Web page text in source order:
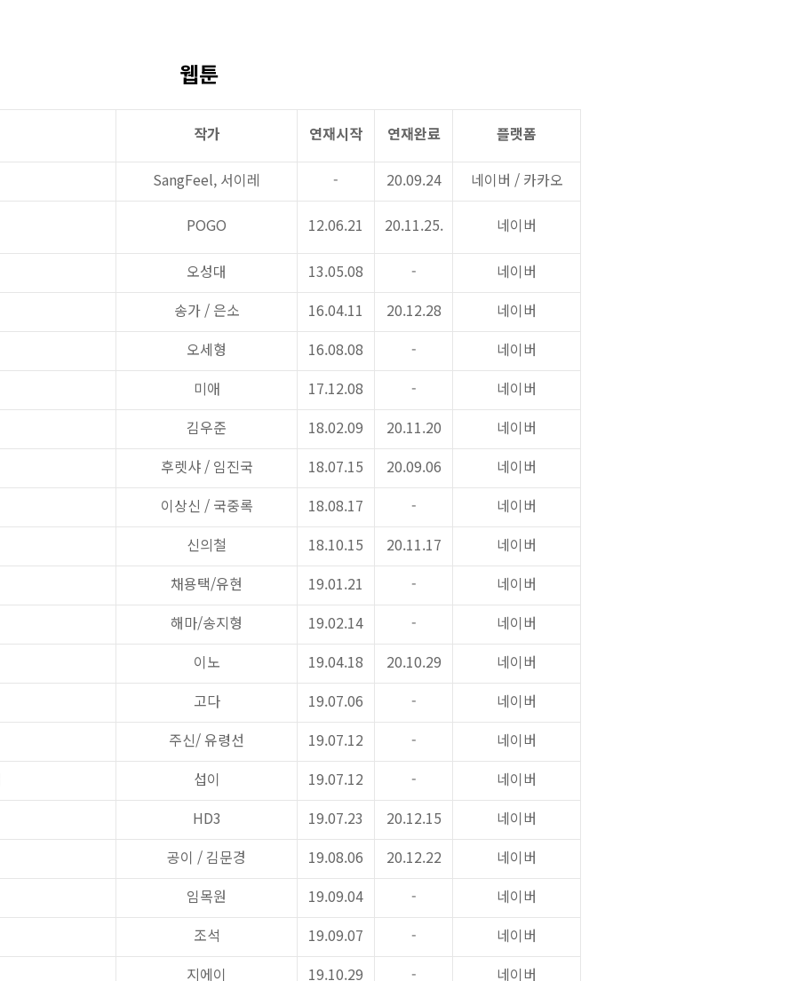
웹툰
작가 연재시작 연재완료 플랫폼
SangFeel, 서이레 - 20.09.24 네이버 / 카카오
POGO 12.06.21 20.11.25. 네이버
오성대 13.05.08 -
네이버
송가 / 은소 16.04.11 20.12.28
네이버
오세형 16.08.08 -
네이버
미애 17.12.08 -
네이버
김우준 18.02.09 20.11.20
네이버
후렛샤 / 임진국 18.07.15 20.09.06
네이버
이상신 / 국중록 18.08.17 -
네이버
신의철 18.10.15 20.11.17
네이버
채용택/유현 19.01.21 -
네이버
해마/송지형 19.02.14 -
네이버
이노 19.04.18 20.10.29
네이버
고다 19.07.06 -
네이버
주신/유령선 19.07.12 -
네이버
섭이 19.07.12 -
네이버
HD3 19.07.23 20.12.15
네이버
공이 /김문경 19.08.06 20.12.22
네이버
임목원 19.09.04 -
네이버
조석 19.09.07 -
네이버
지에이 19.10.29 -
네이버